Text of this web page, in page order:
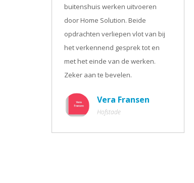
buitenshuis werken uitvoeren
door Home Solution. Beide
opdrachten verliepen vlot van bij
het verkennend gesprek tot en
met het einde van de werken.
Zeker aan te bevelen.
Vera Fransen
Hofstade